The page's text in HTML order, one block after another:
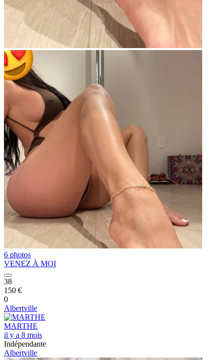
6 photos
VENEZ À MOI
38
150 €
0
Albertville
MARTHE
il y a 8 mois
Indépendante
Albertville